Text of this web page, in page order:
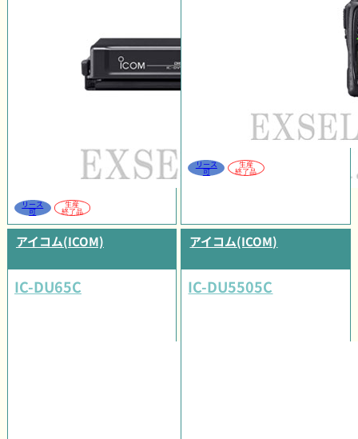
リース
可
生産
終了品
リース
可
生産
終了品
アイコム(ICOM)
IC-DU65C
アイコム(ICOM)
IC-DU5505C